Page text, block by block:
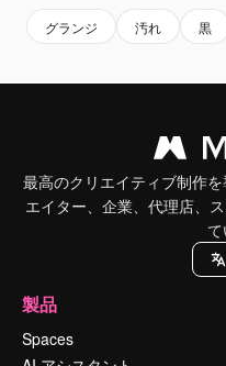
グランジ 汚れ 黒
最高のクリエイティブ制作
エイター、企業、代理店、
て
製品
Spaces